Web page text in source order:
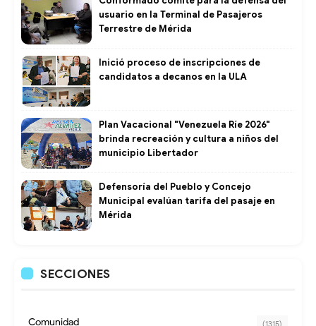
usuario en la Terminal de Pasajeros
Terrestre de Mérida
Inició proceso de inscripciones de
candidatos a decanos en la ULA
Plan Vacacional "Venezuela Ríe 2026"
brinda recreación y cultura a niños del
municipio Libertador
Defensoría del Pueblo y Concejo
Municipal evalúan tarifa del pasaje en
Mérida
SECCIONES
Comunidad (1315)